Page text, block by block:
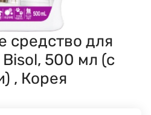
средство для
500 мл (с
, Корея